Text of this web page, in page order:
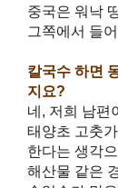
중국은 워낙
그쪽에서 들
칼국수 하면
지요?
네, 저희 남편
태양초 고춧
한다는 생각
해산물 같은